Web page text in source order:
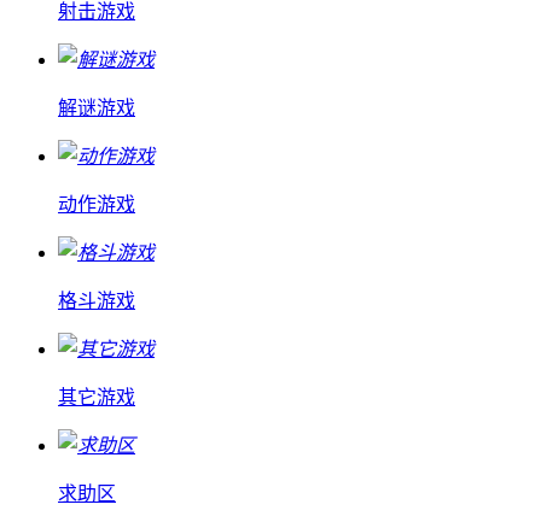
射击游戏
解谜游戏
动作游戏
格斗游戏
其它游戏
求助区